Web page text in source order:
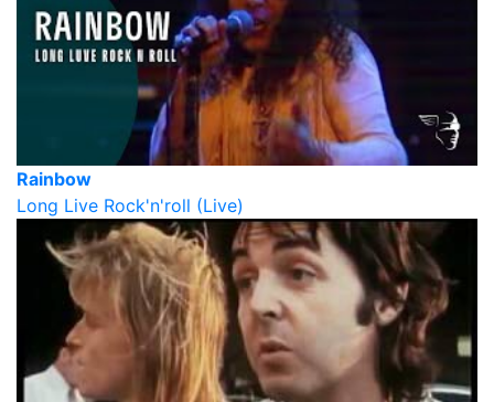
Rainbow
Long Live Rock'n'roll (Live)